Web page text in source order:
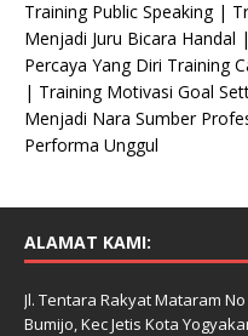
Training Public Speaking |
Menjadi Juru Bicara
Percaya Yang Diri Training
| Training Motivasi Goal
Menjadi Nara Sumber
Performa Unggul
ALAMAT KAMI:
Jl. Tentara Rakyat Mataram No
Bumijo, Kec Jetis Kota